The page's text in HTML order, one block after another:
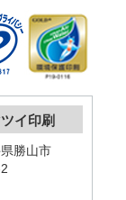
イ印刷
勝山市